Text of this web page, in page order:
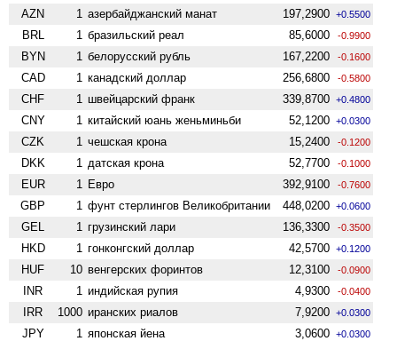
AZN 1 азербайджанский манат 197,2900 +0.5500
BRL 1 бразильский реал 85,6000 -0.9900
BYN 1 белорусский рубль 167,2200 -0.1600
CAD 1 канадский доллар 256,6800 -0.5800
CHF 1 швейцарский франк 339,8700 +0.4800
CNY 1 китайский юань женьминьби 52,1200 +0.0300
CZK 1 чешская крона 15,2400 -0.1200
DKK 1 датская крона 52,7700 -0.1000
EUR 1 Евро 392,9100 -0.7600
GBP 1 фунт стерлингов Велико­британии 448,0200 +0.0600
GEL 1 грузинский лари 136,3300 -0.3500
HKD 1 гонконгский доллар 42,5700 +0.1200
HUF 10 венгерских форинтов 12,3100 -0.0900
INR 1 индийская рупия 4,9300 -0.0400
IRR 1000 иранских риалов 7,9200 +0.0300
JPY 1 японская йена 3,0600 +0.0300